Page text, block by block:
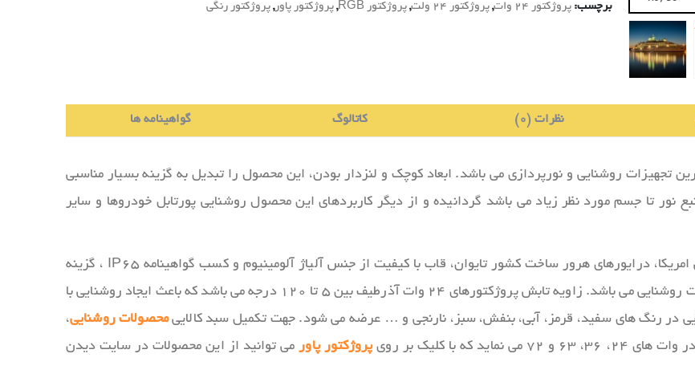
برچسب: پروژکتور 24 وات , پروژکتور 24 ولت , پروژکتور RGB , پروژکتور پاور, پروژکتور رنگی
نظرات (0) کاتالوگ گواهینامه ها
تجهیزات روشنایی و نورپردازی می باشد. ابعاد کوچک و لنزدار بودن، این محصول را تبدیل به گزینه بسیار مناسبی
که علاوه بر برق ۲۴ ولت، فاصله منبع نور تا جسم مورد نظر زیاد می باشد گردانیده و از دیگر کاربردهای این محصول روشنایی پورتابل خودروها و سایر
این محصول به دلیل استفاده از چیپ ال ای دی بریجیلوکس امریکا، درایورهای هرور ساخت کشور تایوان، قاب با کیفیت از جنس آلیاژ آلومینیوم و کسب گواهینامه IP65 ، گزینه
و تامین تجهیزات روشنایی می باشد. زاویه تابش پروژکتورهای ۲۴ وات آذرطیف بین ۵ تا ۱۲۰ درجه می باشد که باعث ایجاد روشنایی با
در رنگ های سفید، قرمز، آبی، بنفش، سبز، نارنجی و … عرضه می شود. جهت تکمیل سبد کالاییمحصولات روشنایی،
با کلیک بر روی
پروژکتور پاور می توانید از این محصولات در سایت دیدن